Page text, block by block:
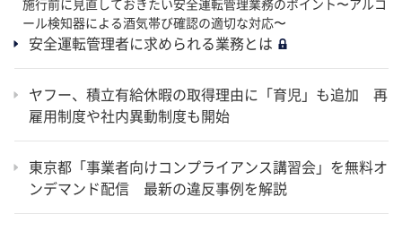
ール検知器による酒気帯び確認の適切な対応〜
安全運転管理者に求められる業務とは
ヤフー、積立有給休暇の取得理由に「育児」も追加 再
雇用制度や社内異動制度も開始
東京都「事業者向けコンプライアンス講習会」を無料オ
ンデマンド配信 最新の違反事例を解説